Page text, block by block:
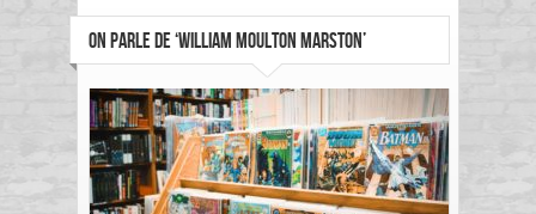
ON PARLE DE ‘WILLIAM MOULTON MARSTON’